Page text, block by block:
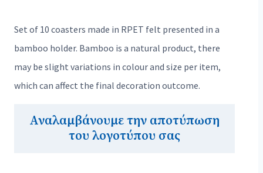
Set of 10 coasters made in RPET felt presented in a
bamboo holder. Bamboo is a natural product, there
may be slight variations in colour and size per item,
which can affect the final decoration outcome.
Αναλαμβάνουμε την αποτύπωση
του λογοτύπου σας